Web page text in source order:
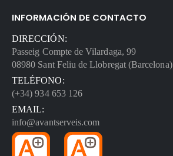
INFORMACIÓN DE CONTACTO
DIRECCIÓN:
Passeig Compte de Vilardaga, 99
08980 Sant Feliu de Llobregat (Barcelona)
TELÉFONO:
(+34) 934 653 126
EMAIL:
info@avantserveis.com